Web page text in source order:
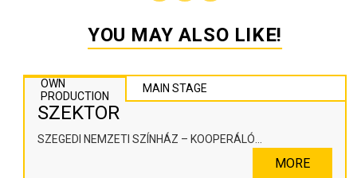
YOU MAY ALSO LIKE!
OWN
PRODUCTION
MAIN STAGE
SZEKTOR
SZEGEDI NEMZETI SZÍNHÁZ – KOOPERÁLÓ
MORE